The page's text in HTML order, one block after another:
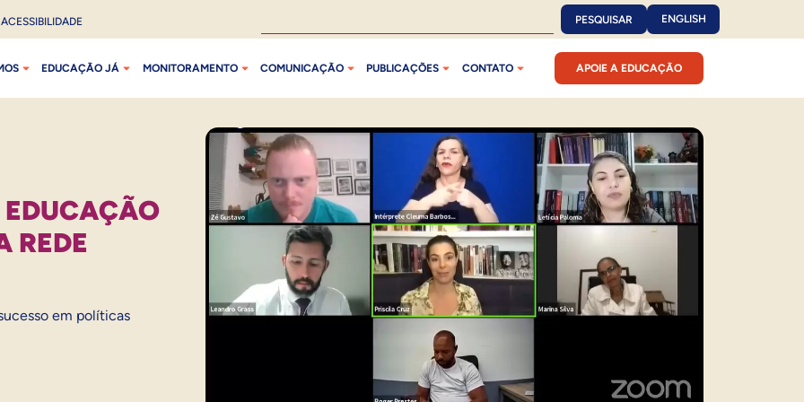
ACESSIBILIDADE PESQUISAR ENGLISH
EDUCAÇÃO JÁ MONITORAMENTO COMUNICAÇÃO PUBLICAÇÕES CONTATO APOIE A EDUCAÇÃO
EDUCAÇÃO
REDE
em políticas